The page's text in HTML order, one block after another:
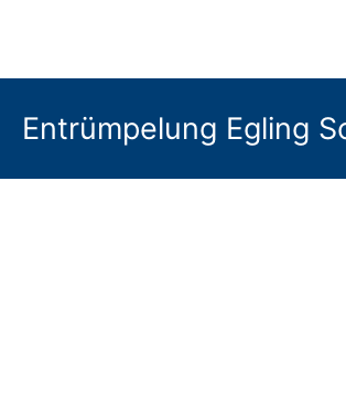
Entrümpelung Egling